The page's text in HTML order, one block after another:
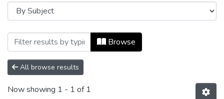
Browsing Escuela de Finanzas,
Browse
All browse results
Now showing 1 - 1 of 1